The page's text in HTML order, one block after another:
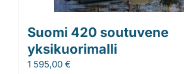
Suomi 420 soutuvene
yksikuorimalli
1 595,00 €